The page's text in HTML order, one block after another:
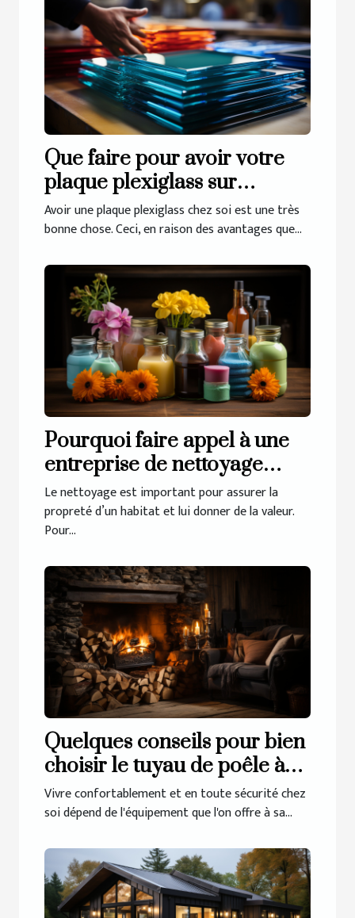
Que faire pour avoir votre
plaque plexiglass sur
mesure ?
Avoir une plaque plexiglass chez soi est une très
bonne chose. Ceci, en raison des avantages que...
Pourquoi faire appel à une
entreprise de nettoyage
pour votre habitat ?
Le nettoyage est important pour assurer la
propreté d’un habitat et lui donner de la valeur.
Pour...
Quelques conseils pour bien
choisir le tuyau de poêle à
bois
Vivre confortablement et en toute sécurité chez
soi dépend de l'équipement que l'on offre à sa...